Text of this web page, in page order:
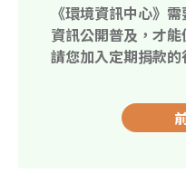
《環境資訊中心》
資訊公開普及，才
請您加入定期捐款